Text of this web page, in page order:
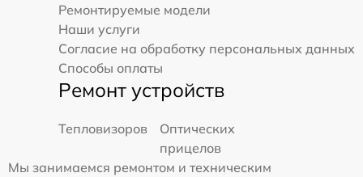
Ремонтируемые модели
Наши услуги
Согласие на обработку персональных данных
Способы оплаты
Ремонт устройств
Тепловизоров
Оптических
прицелов
Мы занимаемся ремонтом и техническим